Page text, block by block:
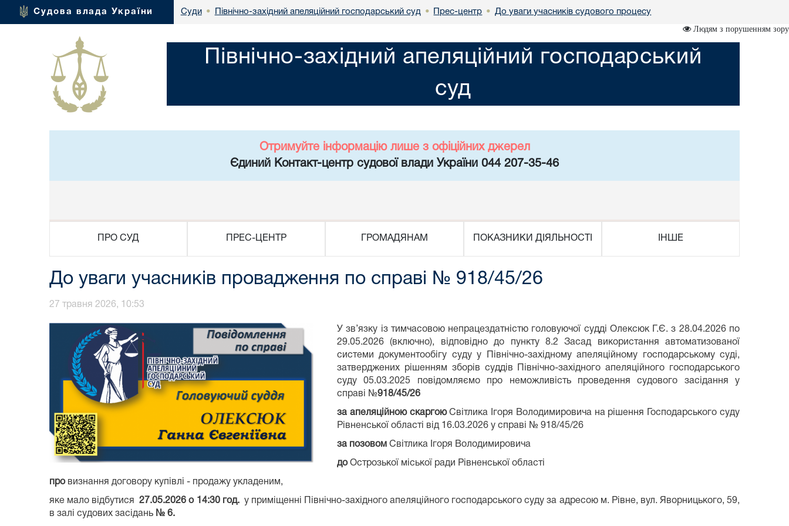
Судова влада України Суди • Північно-західний апеляційний господарський суд • Прес-центр • До уваги учасників судового процесу
Людям з порушенням зору
Північно-західний апеляційний господарський
суд
Отримуйте інформацію лише з офіційних джерел
Єдиний Контакт-центр судової влади України 044 207-35-46
ПРО СУД ПРЕС-ЦЕНТР ГРОМАДЯНАМ ПОКАЗНИКИ ДІЯЛЬНОСТІ ІНШЕ
До уваги учасників провадження по справі № 918/45/26
27 травня 2026, 10:53
У зв’язку із тимчасовою непрацездатністю головуючої судді Олексюк Г.Є. з 28.04.2026 по
29.05.2026 (включно), відповідно до пункту 8.2 Засад використання автоматизованої
системи документообігу суду у Північно-західному апеляційному господарському суді,
затверджених рішенням зборів суддів Північно-західного апеляційного господарського
суду 05.03.2025 повідомляємо про неможливість проведення судового засідання у
справі №918/45/26
за апеляційною скаргоюСвітлика Ігоря Володимировича на рішення Господарського суду
Рівненської області від 16.03.2026 у справі № 918/45/26
за позовом Світлика Ігоря Володимировича
доОстрозької міської ради Рівненської області
провизнання договору купівлі - продажу укладеним,
яке мало відбутися27.05.2026 о 1 4:30год.у приміщенні Північно-західного апеляційного господарського суду за адресою м. Рівне, вул. Яворницького, 59,
в залі судових засідань № 6.